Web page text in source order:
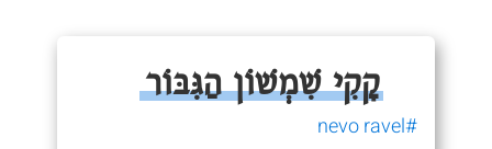
קָקִי שִׁמְשׁוֹן הַגִּבּוֹר
#nevo ravel